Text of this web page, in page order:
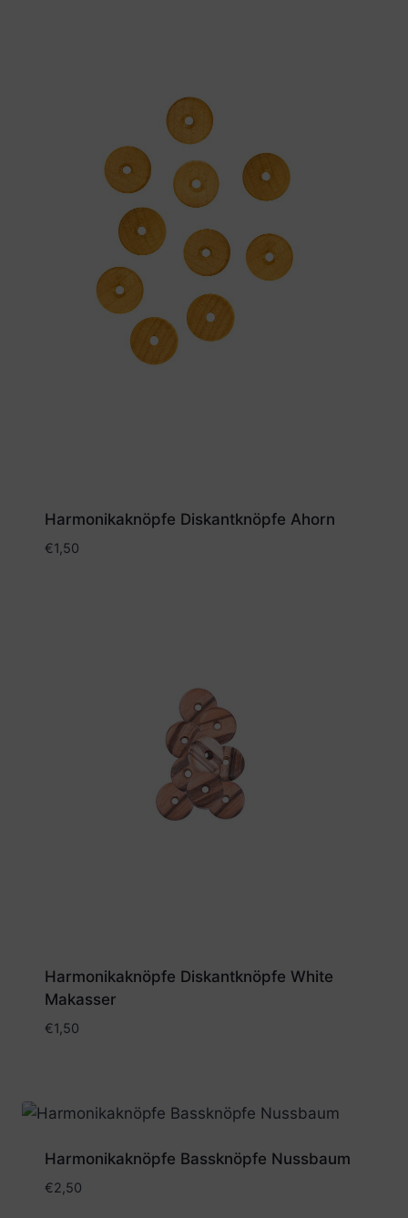
Harmonikaknöpfe Diskantknöpfe Ahorn
€1,50
Harmonikaknöpfe Diskantknöpfe White
Makasser
€1,50
Harmonikaknöpfe Bassknöpfe Nussbaum
€2,50